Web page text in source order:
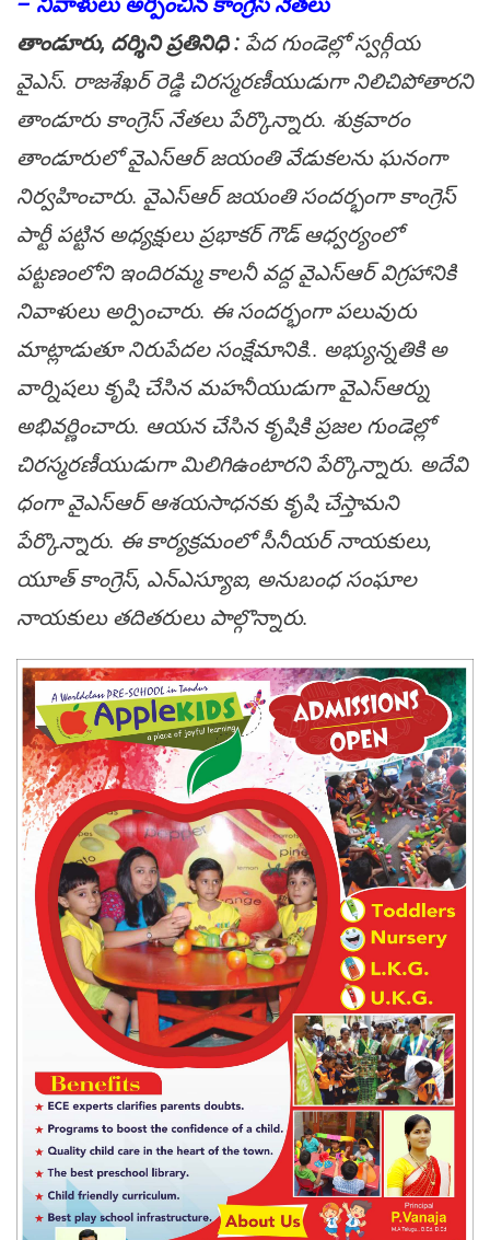
– నివాళులు అర్పించిన కాంగ్రెస్ నేత‌లు
తాండూరు, ద‌ర్శిని ప్ర‌తినిధి : పేద గుండెల్లో స్వర్గీయ
వైఎస్. రాజశేఖర్ రెడ్డి చిరస్మరణీయుడుగా నిలిచిపోతారని
తాండూరు కాంగ్రెస్ నేతలు పేర్కొన్నారు. శుక్రవారం
తాండూరులో వైఎస్ఆర్ జయంతి వేడుకలను ఘనంగా
నిర్వహించారు. వైఎస్ఆర్ జయంతి సందర్భంగా కాంగ్రెస్
పార్టీ పట్టిన అధ్యక్షులు ప్రభాకర్ గౌడ్ ఆధ్వర్యంలో
పట్టణంలోని ఇందిరమ్మ కాలనీ వద్ద వైఎస్ఆర్ విగ్రహానికి
నివాళులు అర్పించారు. ఈ సందర్భంగా పలువురు
మాట్లాడుతూ నిరుపేదల సంక్షేమానికి.. అభ్యున్నతికి అ
వార్నిషలు కృషి చేసిన మహనీయుడుగా వైఎస్ఆర్ను
అభివర్ణించారు. ఆయన చేసిన కృషికి ప్రజల గుండెల్లో
చిరస్మరణీయుడుగా మిలిగిఉంటారని పేర్కొన్నారు. అదేవి
ధంగా వైఎస్ఆర్ ఆశయసాధనకు కృషి చేస్తామని
పేర్కొన్నారు. ఈ కార్యక్రమంలో సీనీయర్ నాయకులు,
యూత్ కాంగ్రెస్, ఎన్ఎస్యూఐ, అనుబంధ సంఘాల
నాయకులు తదితరులు పాల్గొన్నారు.